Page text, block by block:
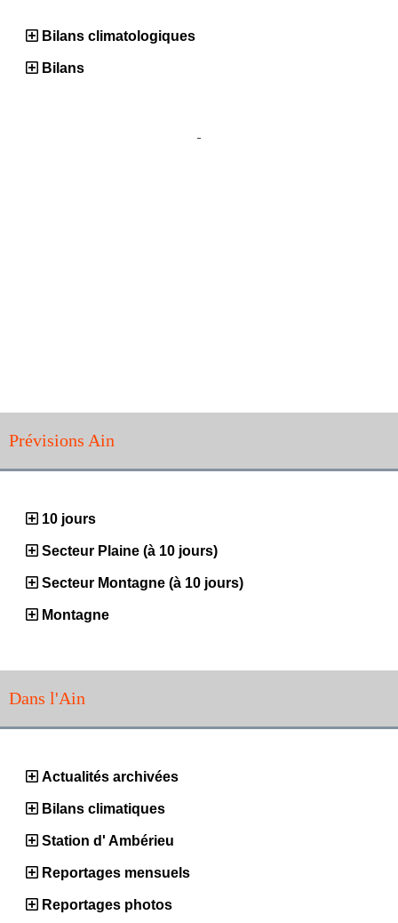
Bilans climatologiques
Bilans
Prévisions Ain
10 jours
Secteur Plaine (à 10 jours)
Secteur Montagne (à 10 jours)
Montagne
Dans l'Ain
Actualités archivées
Bilans climatiques
Station d' Ambérieu
Reportages mensuels
Reportages photos